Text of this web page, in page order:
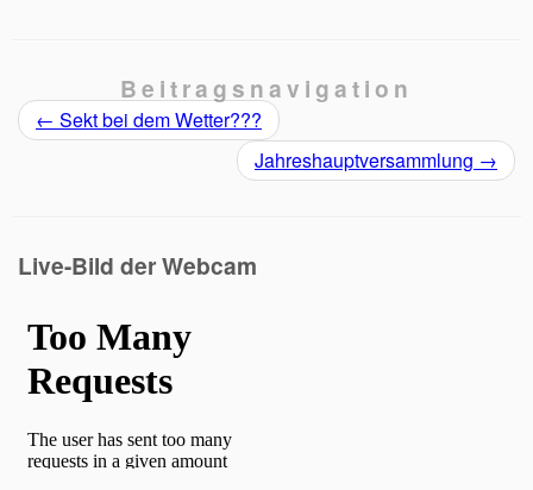
Beitragsnavigation
← Sekt bei dem Wetter???
Jahreshauptversammlung →
Live-Bild der Webcam